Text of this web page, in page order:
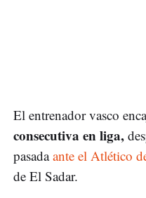
El entrenador vasco
consecutiva en liga,
pasadaante el Atlético
de El Sadar.